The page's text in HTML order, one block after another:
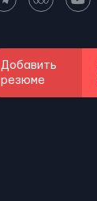
Добавить
резюме